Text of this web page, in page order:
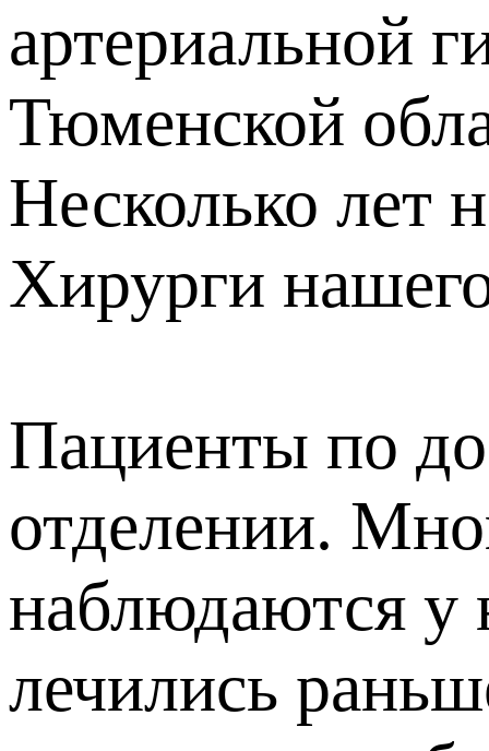
артериальной
Тюменской
Несколько лет
Хирурги
Пациенты по
отделении.
наблюдаются у
лечились